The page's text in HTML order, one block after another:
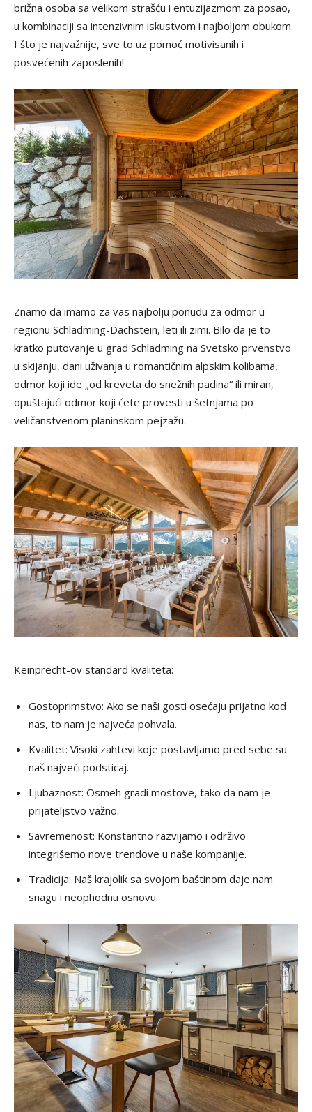
brižna osoba sa velikom strašću i entuzijazmom za posao,
u kombinaciji sa intenzivnim iskustvom i najboljom obukom.
I što je najvažnije, sve to uz pomoć motivisanih i
posvećenih zaposlenih!
Znamo da imamo za vas najbolju ponudu za odmor u
regionu Schladming-Dachstein, leti ili zimi. Bilo da je to
kratko putovanje u grad Schladming na Svetsko prvenstvo
u skijanju, dani uživanja u romantičnim alpskim kolibama,
odmor koji ide „od kreveta do snežnih padina“ ili miran,
opuštajući odmor koji ćete provesti u šetnjama po
veličanstvenom planinskom pejzažu.
Keinprecht-ov standard kvaliteta:
Gostoprimstvo: Ako se naši gosti osećaju prijatno kod
nas, to nam je najveća pohvala.
Kvalitet: Visoki zahtevi koje postavljamo pred sebe su
naš najveći podsticaj.
Ljubaznost: Osmeh gradi mostove, tako da nam je
prijateljstvo važno.
Savremenost: Konstantno razvijamo i održivo
integrišemo nove trendove u naše kompanije.
Tradicija: Naš krajolik sa svojom baštinom daje nam
snagu i neophodnu osnovu.